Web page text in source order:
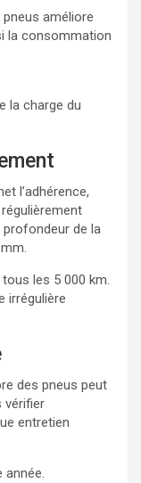
améliore
la consommation
la charge du
l’adhérence,
profondeur de la
les 5 000 km.
irrégulière
des pneus peut
vérifier
entretien
année.